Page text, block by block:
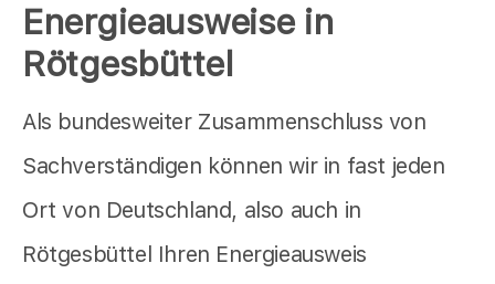
Energieausweise in
Rötgesbüttel
Als bundesweiter Zusammenschluss von
Sachverständigen können wir in fast jeden
Ort von Deutschland, also auch in
Rötgesbüttel Ihren Energieausweis